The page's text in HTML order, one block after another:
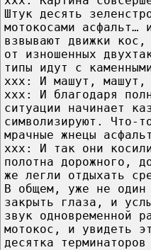
Штук десять
мотокосами асфальт…
взвывают движки
от изношенных
типы идут с
xxx: И машут, машут,
xxx: И благодаря
ситуации начинает
символизируют. Что-
мрачные жнецы
xxx: И так они
полотна дорожного,
же легли отдыхать
В общем, уже не
закрыть глаза, и
звук одновременной
мотокос, и увидеть
десятка